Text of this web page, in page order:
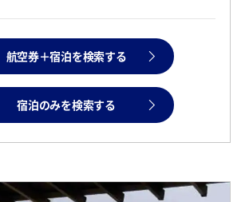
航空券＋宿泊を検索する
宿泊のみを検索する